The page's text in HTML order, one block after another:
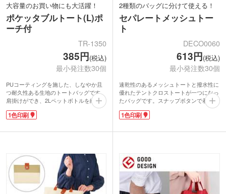
大容量のお買い物にも大活躍！
ポケッタブルトート(L)ポ
ーチ付
TR-1350
385円(税込)
最小発注数30個
PUコーティングを施した、しなやか且
つ耐久性ある生地のトートバッグです。
肩掛けができ、2Lペットボトルを縦に入
れても余裕のあるサイズ感。マチ付きで
す。付属のストラップ付ポーチに入れて
ンドルに吊るせて持ち運べる嬉しい仕様
す。お店やブランド名、キャラクターな
どのロゴ印刷でオリジナルバッグを製作
できます。ノベルティや購入特典、オー
プン記念など様々な業界や案件でご提案
いただけます。
1色印刷
2種類のバッグに分けて使える！
セパレートメッシュトー
ト
DECO0060
613円(税込)
最小発注数30個
速乾性のあるメッシュトートと撥水性に
優れたテントクロストートが一つになっ
たバッグです。スナップボタンで着脱で
き、用途に合わせて2種類のトートバッ
グとしても使えます。底面はマチ付き。
ズで、荷物が多くなりがちなレジャーシ
ます。印刷範囲が広いので、ショップ名
やブランドロゴを名入れすれば宣伝効果
が高まりますよ。レジャー施設のノベル
ティや、サウナ施設の周年記念品などに
おすすめです。
1色印刷